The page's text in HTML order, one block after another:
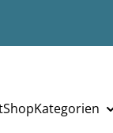
ShopKategorien